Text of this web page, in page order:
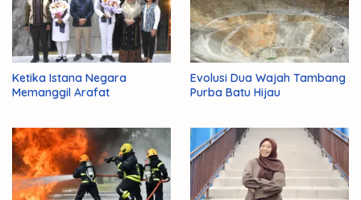
Ketika Istana Negara
Memanggil Arafat
Evolusi Dua Wajah Tambang
Purba Batu Hijau